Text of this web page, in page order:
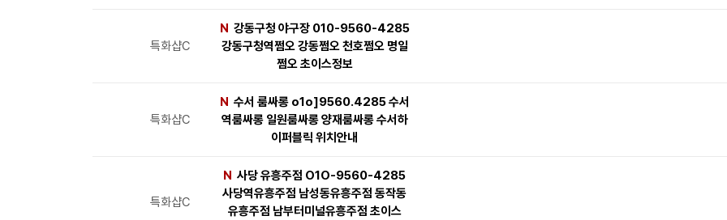
특화샵C
N 강동구청 야구장 010-9560-4285
강동구청역쩜오 강동쩜오 천호쩜오 명일
쩜오 초이스정보
특화샵C
N 수서 룸싸롱 o1o]9560.4285 수서
역룸싸롱 일원룸싸롱 양재룸싸롱 수서하
이퍼블릭 위치안내
특화샵C
N 사당 유흥주점 O1O-9560-4285
사당역유흥주점 남성동유흥주점 동작동
유흥주점 남부터미널유흥주점 초이스